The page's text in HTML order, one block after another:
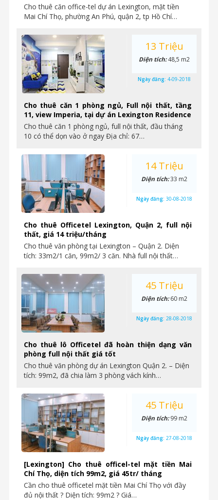
Cho thuê căn office-tel dự án Lexington, mặt tiền
Mai Chí Thọ, phường An Phú, quận 2, tp Hồ Chí…
Cho thuê căn 1 phòng ngủ, Full nội thất, tầng
11, view Imperia, tại dự án Lexington Residence
Cho thuê căn 1 phòng ngủ, full nội thất, đầu tháng
10 có thể dọn vào ở ngay Địa chỉ: 67…
13 Triệu
Diện tích:48,5 m2
Ngày đăng: 4-09-2018
Cho thuê Officetel Lexington, Quận 2, full nội
thất, giá 14 triệu/tháng
Cho thuê văn phòng tại Lexington – Quận 2. Diện
tích: 33m2/1 căn, 99m2/ 3 căn. Nhà full nội thất…
14 Triệu
Diện tích:33 m2
Ngày đăng: 30-08-2018
Cho thuê lô Officetel đã hoàn thiện dạng văn
phòng full nội thất giá tốt
Cho thuê văn phòng dự án Lexington Quận 2. – Diện
tích: 99m2, đã chia làm 3 phòng vách kính…
45 Triệu
Diện tích:60 m2
Ngày đăng: 28-08-2018
[Lexington] Cho thuê officel-tel mặt tiền Mai
Chí Thọ, diện tích 99m2, giá 45tr/ tháng
Cần cho thuê officetel mặt tiền Mai Chí Thọ với đầy
đủ nội thất ? Diện tích: 99m2 ? Giá…
45 Triệu
Diện tích:99 m2
Ngày đăng: 27-08-2018